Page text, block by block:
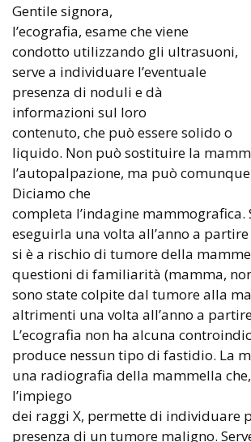
Gentile signora,
l’ecografia, esame che viene
condotto utilizzando gli ultrasuoni,
serve a individuare l’eventuale
presenza di noduli e dà
informazioni sul loro
contenuto, che può essere solido o
liquido. Non può sostituire la
l’autopalpazione, ma può
Diciamo che
completa l’indagine mammografica.
eseguirla una volta all’anno a
si è a rischio di tumore della
questioni di familiarità (mamma,
sono state colpite dal tumore alla
altrimenti una volta all’anno a
L’ecografia non ha alcuna
produce nessun tipo di fastidio. La
una radiografia della mammella
l’impiego
dei raggi X, permette di individuare
presenza di un tumore maligno.